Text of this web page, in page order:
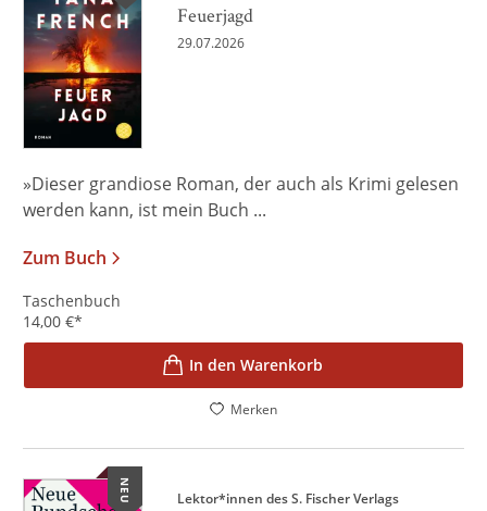
Feuerjagd
29.07.2026
»Dieser grandiose Roman, der auch als Krimi gelesen
werden kann, ist mein Buch ...
Zum Buch
Taschenbuch
14,00 €*
In den Warenkorb
Merken
NEU Lektor*innen des S. Fischer Verlags